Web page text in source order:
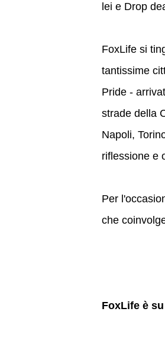
lei e Drop
FoxLife si
tantissime
Pride -
strade della
Napoli,
riflessione e
Per
che
FoxLife è